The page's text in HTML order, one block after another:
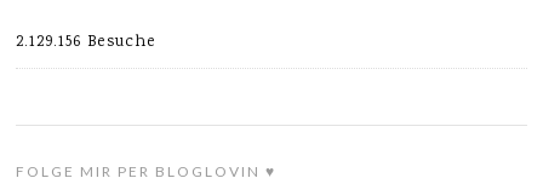
2.129.156 Besuche
FOLGE MIR PER BLOGLOVIN ♥